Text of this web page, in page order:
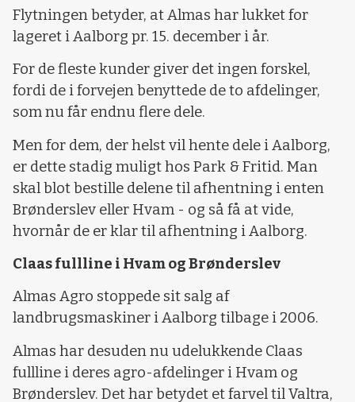
Flytningen betyder, at Almas har lukket for
lageret i Aalborg pr. 15. december i år.
For de fleste kunder giver det ingen forskel,
fordi de i forvejen benyttede de to afdelinger,
som nu får endnu flere dele.
Men for dem, der helst vil hente dele i Aalborg,
er dette stadig muligt hos Park & Fritid. Man
skal blot bestille delene til afhentning i enten
Brønderslev eller Hvam - og så få at vide,
hvornår de er klar til afhentning i Aalborg.
Claas fullline i Hvam og Brønderslev
Almas Agro stoppede sit salg af
landbrugsmaskiner i Aalborg tilbage i 2006.
Almas har desuden nu udelukkende Claas
fullline i deres agro-afdelinger i Hvam og
Brønderslev. Det har betydet et farvel til Valtra,